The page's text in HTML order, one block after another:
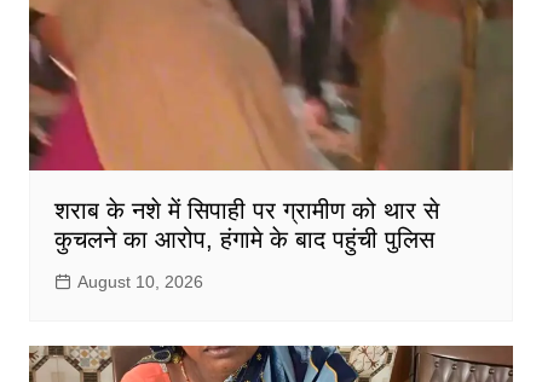
शराब के नशे में सिपाही पर ग्रामीण को थार से
कुचलने का आरोप, हंगामे के बाद पहुंची पुलिस
August 10, 2026